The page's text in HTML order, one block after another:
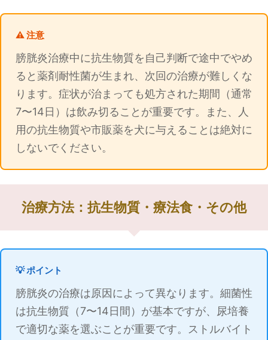
⚠️ 注意
膀胱炎治療中に抗生物質を自己判断で途中でやめ
ると薬剤耐性菌が生まれ、次回の治療が難しくな
ります。症状が治まっても処方された期間（通常
7〜14日）は飲み切ることが重要です。また、人
用の抗生物質や市販薬を犬に与えることは絶対に
しないでください。
治療方法：抗生物質・療法食・その他
💡 ポイント
膀胱炎の治療は原因によって異なります。細菌性
は抗生物質（7〜14日間）が基本ですが、尿培養
で適切な薬を選ぶことが重要です。ストルバイト